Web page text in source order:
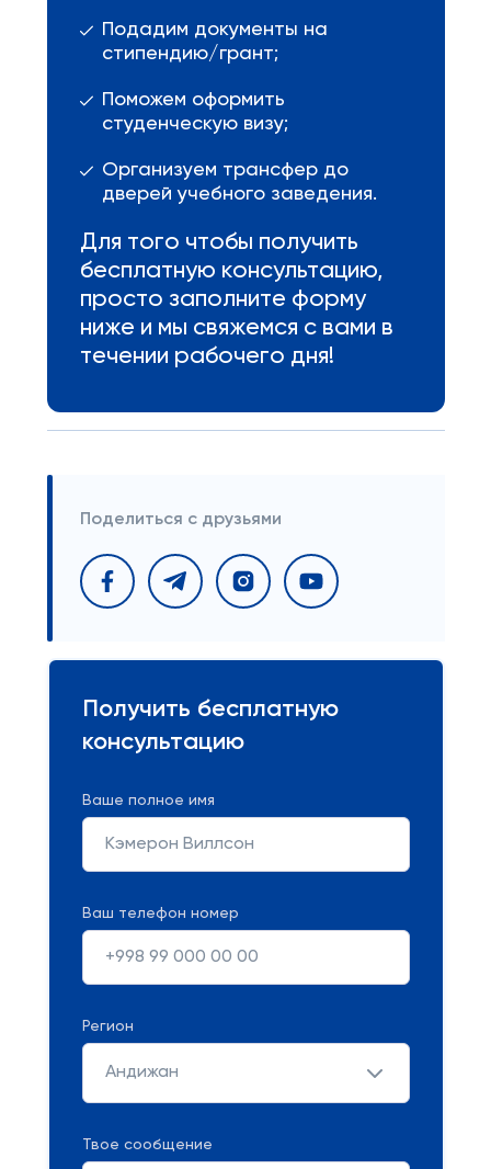
Подадим документы на
стипендию/грант;
Поможем оформить
студенческую визу;
Организуем трансфер до
дверей учебного заведения.
Для того чтобы получить
бесплатную консультацию,
просто заполните форму
ниже и мы свяжемся с вами в
течении рабочего дня!
Поделиться с друзьями
Получить бесплатную
консультацию
Ваше полное имя
Ваш телефон номер
Регион
Андижан
Твое сообщение